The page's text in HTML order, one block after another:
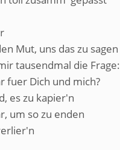
Mut, uns das zu sagen
tausendmal die Frage:
fuer Dich und mich?
es zu kapier'n
um so zu enden